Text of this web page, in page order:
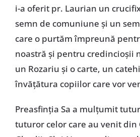
i-a oferit pr. Laurian un
semn de comuniune și un
care o purtăm împreună
noastră și pentru credincioșii
un Rozariu și o carte, un
învățătura copiilor care vor
Preasfinția Sa a mulțumit
tuturor celor care au venit din